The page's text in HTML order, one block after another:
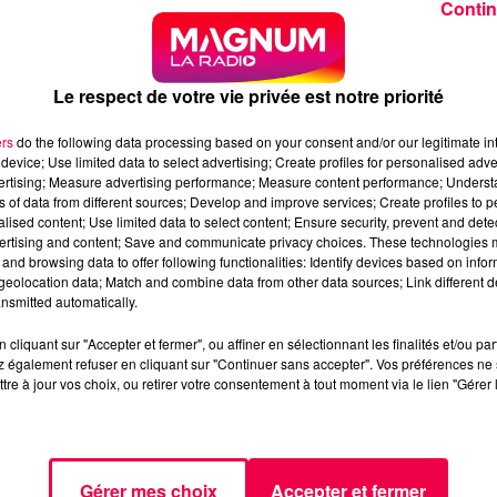
de la Meuse dans le cadre du programme
concret : améliorer le quotidien des habitants d'un
et la Belgique.
besoin de ceux qui connaissent le mieux ce territoire —
est actuellement ouverte, jusqu'au 6
205 COMMUNES
transfrontalier, dans 183 communes françaises
à la démarche.
: isolement géographique, accès aux
Ce sont précisément ces réalités que le projet
pourquoi l'avis des résidents est indispensable pour
10 MINUTES
Le respect de votre vie privée est notre priorité
do the following data processing based on your consent and/or our legitimate
Use limited data to select advertising; Create profiles for personalised
Measure advertising performance; Measure content performance;
of data from different sources; Develop and improve services; Create profiles to
content; Use limited data to select content; Ensure security, prevent and
and content; Save and communicate privacy choices. These technologies
browsing data to offer following functionalities: Identify devices based on
data; Match and combine data from other data sources; Link different
automatically.
cliquant sur "Accepter et fermer", ou affiner en sélectionnant les finalités et/ou
également refuser en cliquant sur "Continuer sans accepter". Vos préférences
à jour vos choix, ou retirer votre consentement à tout moment via le lien
Gérer mes choix Accepter et fermer